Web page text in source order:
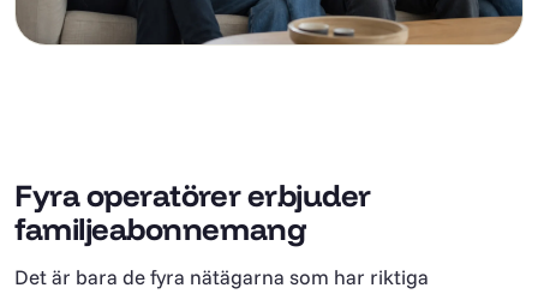
Fyra operatörer erbjuder
familjeabonnemang
Det är bara de fyra nätägarna som har riktiga